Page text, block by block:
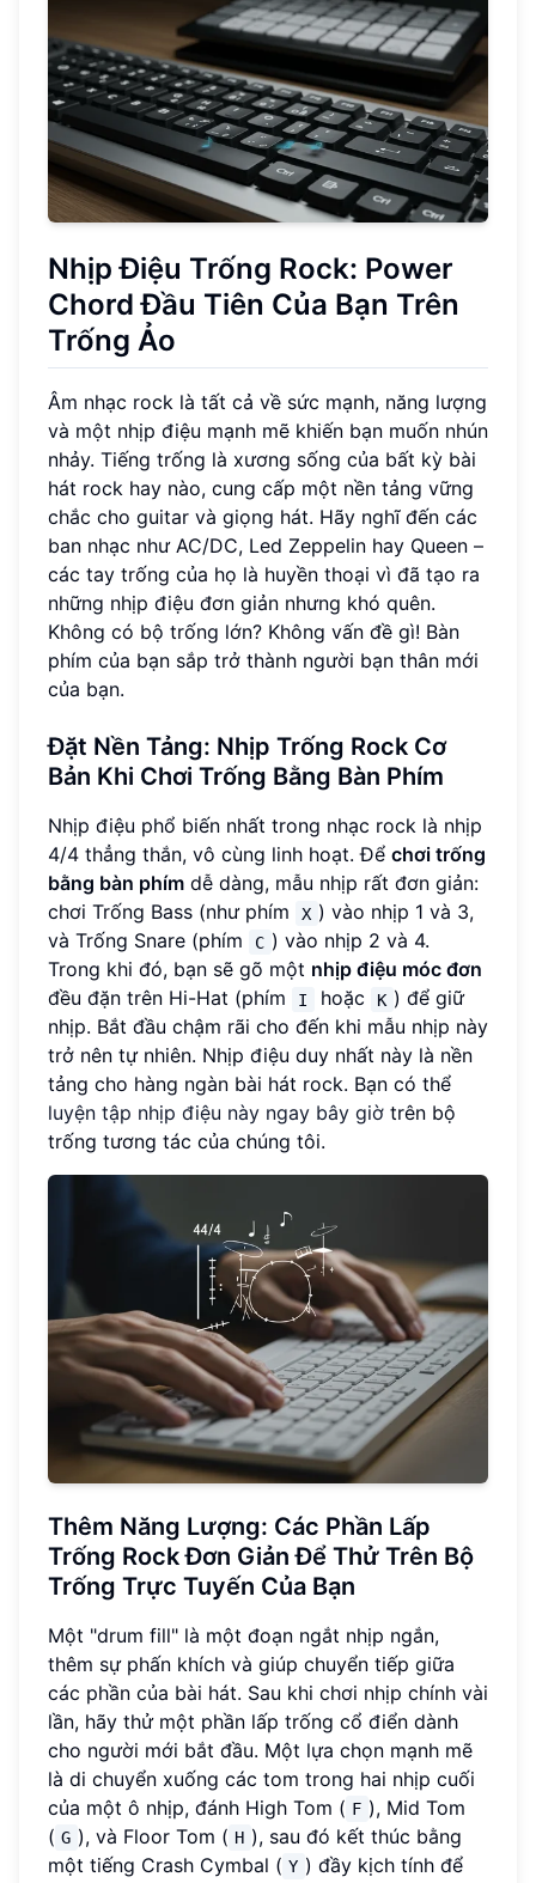
Nhịp Điệu Trống Rock: Power
Chord Đầu Tiên Của Bạn Trên
Trống Ảo
Âm nhạc rock là tất cả về sức mạnh, năng lượng
và một nhịp điệu mạnh mẽ khiến bạn muốn nhún
nhảy. Tiếng trống là xương sống của bất kỳ bài
hát rock hay nào, cung cấp một nền tảng vững
chắc cho guitar và giọng hát. Hãy nghĩ đến các
ban nhạc như AC/DC, Led Zeppelin hay Queen –
các tay trống của họ là huyền thoại vì đã tạo ra
những nhịp điệu đơn giản nhưng khó quên.
Không có bộ trống lớn? Không vấn đề gì! Bàn
phím của bạn sắp trở thành người bạn thân mới
của bạn.
Đặt Nền Tảng: Nhịp Trống Rock Cơ
Bản Khi Chơi Trống Bằng Bàn Phím
Nhịp điệu phổ biến nhất trong nhạc rock là nhịp
4/4 thẳng thắn, vô cùng linh hoạt. Để chơi trống
bằng bàn phím dễ dàng, mẫu nhịp rất đơn giản:
chơi Trống Bass (như phím
X ) vào nhịp 1 và 3,
và Trống Snare (phím
C ) vào nhịp 2 và 4.
Trong khi đó, bạn sẽ gõ một nhịp điệu móc đơn
đều đặn trên Hi-Hat (phím
I hoặc K ) để giữ
nhịp. Bắt đầu chậm rãi cho đến khi mẫu nhịp này
trở nên tự nhiên. Nhịp điệu duy nhất này là nền
tảng cho hàng ngàn bài hát rock. Bạn có thể
luyện tập nhịp điệu này ngay bây giờ trên bộ
trống tương tác của chúng tôi.
Thêm Năng Lượng: Các Phần Lấp
Trống Rock Đơn Giản Để Thử Trên Bộ
Trống Trực Tuyến Của Bạn
Một "drum fill" là một đoạn ngắt nhịp ngắn,
thêm sự phấn khích và giúp chuyển tiếp giữa
các phần của bài hát. Sau khi chơi nhịp chính vài
lần, hãy thử một phần lấp trống cổ điển dành
cho người mới bắt đầu. Một lựa chọn mạnh mẽ
là di chuyển xuống các tom trong hai nhịp cuối
của một ô nhịp, đánh High Tom ( F ), Mid Tom
( G ), và Floor Tom ( H ), sau đó kết thúc bằng
một tiếng Crash Cymbal ( Y ) đầy kịch tính để